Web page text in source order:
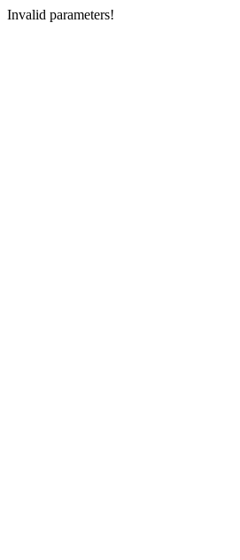
Invalid parameters!